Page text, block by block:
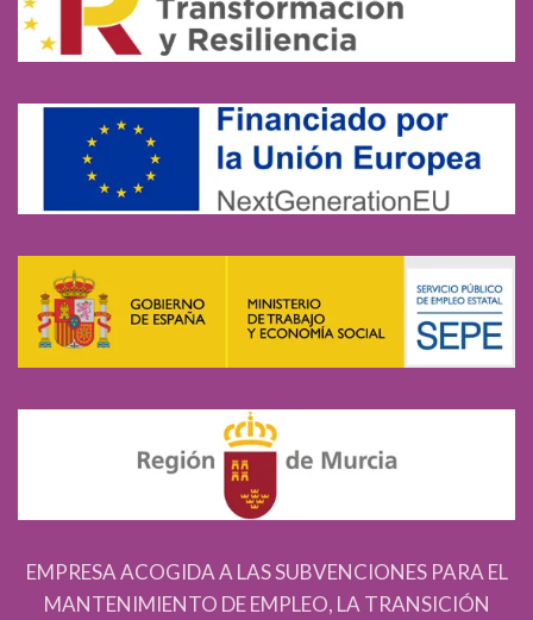
EMPRESA ACOGIDA A LAS SUBVENCIONES PARA EL
MANTENIMIENTO DE EMPLEO, LA TRANSICIÓN